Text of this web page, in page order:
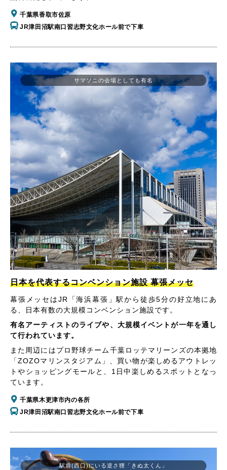
千葉県香取市佐原
JR津田沼駅南口習志野文化ホール前で下車
日本を代表するコンベンション施設 幕張メッセ
幕張メッセはJR「海浜幕張」駅から徒歩5分の好立地にあ
る、日本有数の大規模コンベンション施設です。
有名アーティストのライブや、大規模イベントが一年を通し
て行われています。
また周辺にはプロ野球チーム千葉ロッテマリーンズの本拠地
「ZOZOマリンスタジアム」、買い物が楽しめるアウトレッ
トやショッピングモールと、1日中楽しめるスポットとなっ
ています。
千葉県木更津市内の各所
JR津田沼駅南口習志野文化ホール前で下車
サマソニの会場としても有名
駅前(西口)にいる逆さ狸「きぬ太くん」